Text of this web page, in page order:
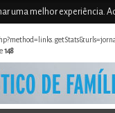
uma melhor experiência.
148